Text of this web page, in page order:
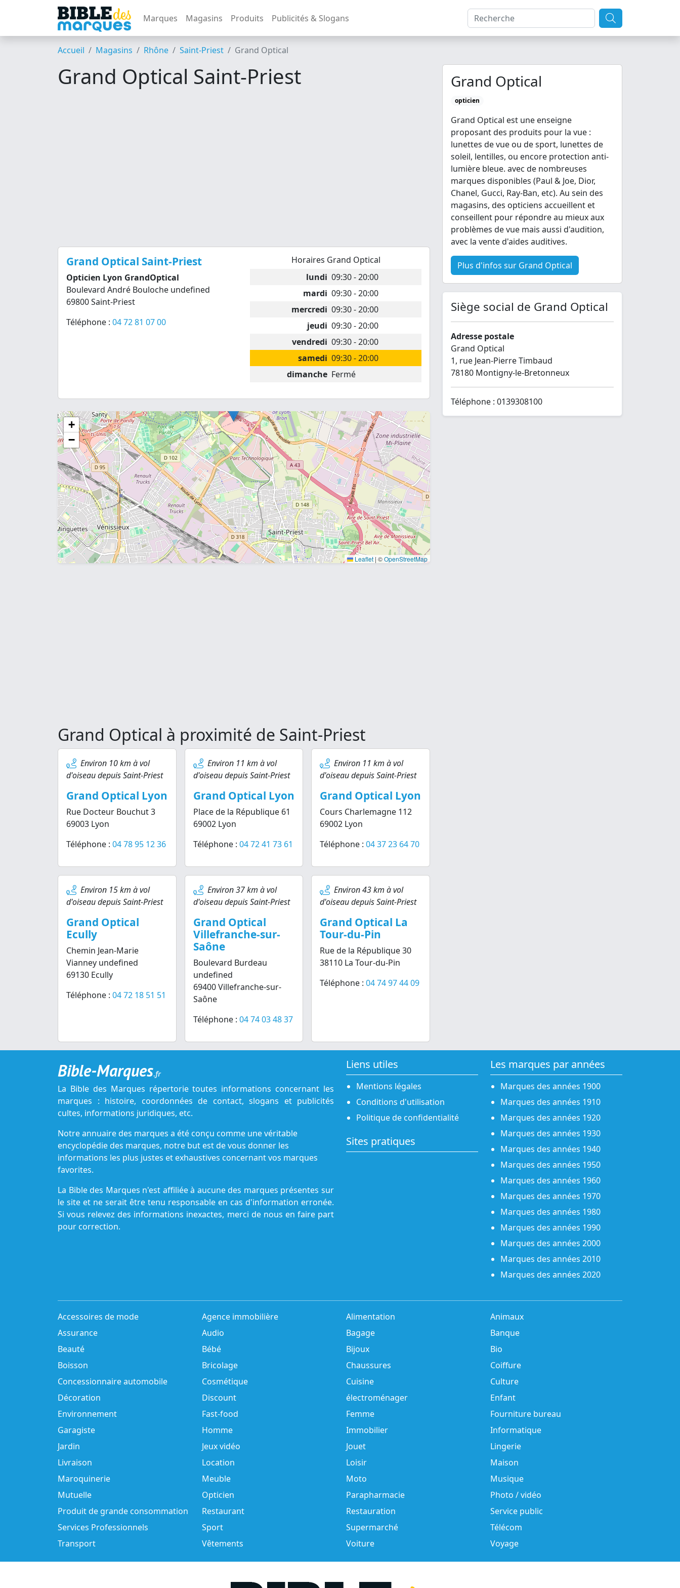
Marques Magasins Produits Publicités & Slogans
Accueil Magasins Rhône Saint-Priest Grand Optical
Grand Optical Saint-Priest
Grand Optical Saint-Priest
Opticien Lyon GrandOptical
Boulevard André Bouloche undefined
69800 Saint-Priest
Téléphone : 04 72 81 07 00
Horaires Grand Optical
lundi 09:30 - 20:00
mardi 09:30 - 20:00
mercredi 09:30 - 20:00
jeudi 09:30 - 20:00
vendredi 09:30 - 20:00
samedi 09:30 - 20:00
dimanche Fermé
+
−
Leaflet | ©OpenStreetMap
Grand Optical à proximité de Saint-Priest
Environ 10 km à vol
d'oiseau depuis Saint-Priest
Grand Optical Lyon
Rue Docteur Bouchut 3
69003 Lyon
Téléphone : 04 78 95 12 36
Environ 11 km à vol
d'oiseau depuis Saint-Priest
Grand Optical Lyon
Place de la République 61
69002 Lyon
Téléphone : 04 72 41 73 61
Environ 11 km à vol
d'oiseau depuis Saint-Priest
Grand Optical Lyon
Cours Charlemagne 112
69002 Lyon
Téléphone :04 37 23 64 70
Environ 15 km à vol
d'oiseau depuis Saint-Priest
Grand Optical
Ecully
Chemin Jean-Marie
Vianney undefined
69130 Ecully
Téléphone : 04 72 18 51 51
Environ 37 km à vol
d'oiseau depuis Saint-Priest
Grand Optical
Villefranche-sur-
Saône
Boulevard Burdeau
undefined
69400 Villefranche-sur-
Saône
Téléphone : 04 74 03 48 37
Environ 43 km à vol
d'oiseau depuis Saint-Priest
Grand Optical La
Tour-du-Pin
Rue de la République 30
38110 La Tour-du-Pin
Téléphone :04 74 97 44 09
Grand Optical
opticien
Grand Optical est une enseigne
proposant des produits pour la vue :
lunettes de vue ou de sport, lunettes de
soleil, lentilles, ou encore protection anti-
lumière bleue. avec de nombreuses
marques disponibles (Paul & Joe, Dior,
Chanel, Gucci, Ray-Ban, etc). Au sein des
magasins, des opticiens accueillent et
conseillent pour répondre au mieux aux
problèmes de vue mais aussi d'audition,
avec la vente d'aides auditives.
Plus d'infos sur Grand Optical
Siège social de Grand Optical
Adresse postale
Grand Optical
1, rue Jean-Pierre Timbaud
78180 Montigny-le-Bretonneux
Téléphone : 0139308100
Bible-Marques.fr
La Bible des Marques répertorie toutes informations concernant les
marques : histoire, coordonnées de contact, slogans et publicités
cultes, informations juridiques, etc.
Notre annuaire des marques a été conçu comme une véritable
encyclopédie des marques, notre but est de vous donner les
informations les plus justes et exhaustives concernant vos marques
favorites.
La Bible des Marques n'est affiliée à aucune des marques présentes sur
le site et ne serait être tenu responsable en cas d'information erronée.
Si vous relevez des informations inexactes, merci de nous en faire part
pour correction.
Liens utiles
Mentions légales
Conditions d'utilisation
Politique de confidentialité
Sites pratiques
Les marques par années
Marques des années 1900
Marques des années 1910
Marques des années 1920
Marques des années 1930
Marques des années 1940
Marques des années 1950
Marques des années 1960
Marques des années 1970
Marques des années 1980
Marques des années 1990
Marques des années 2000
Marques des années 2010
Marques des années 2020
Accessoires de mode Agence immobilière Alimentation
Animaux
Assurance
Audio Bagage
Banque
Beauté
Bébé Bijoux
Bio
Boisson
Bricolage Chaussures
Coiffure
Concessionnaire automobile
Cosmétique Cuisine
Culture
Décoration
Discount électroménager
Enfant
Environnement
Fast-food Femme
Fourniture bureau
Garagiste
Homme Immobilier
Informatique
Jardin
Jeux vidéo Jouet
Lingerie
Livraison
Location Loisir
Maison
Maroquinerie
Meuble Moto
Musique
Mutuelle
Opticien Parapharmacie
Photo / vidéo
Produit de grande consommation
Restaurant Restauration
Service public
Services Professionnels
Sport Supermarché
Télécom
Transport
Vêtements Voiture Voyage